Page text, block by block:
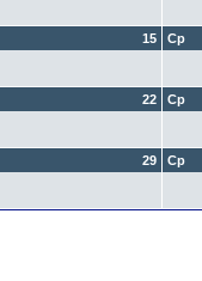
15 Ср
22 Ср
29 Ср